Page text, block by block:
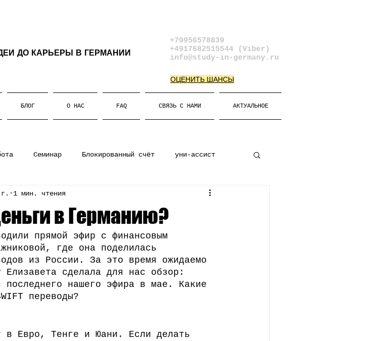
ДО КАРЬЕРЫ В ГЕРМАНИИ
+79956578839​
+4917682515544 (Viber)
info@study-in-germany.ru
ОЦЕНИТЬ ШАНСЫ
БЛОГ О НАС FAQ СВЯЗЬ С НАМИ АКТУАЛЬНОЕ
Семинар Блокированный счёт уни-ассист
Магистратура
образование Школа Поступление
в Германию?
1 мин. чтения
прямой эфир с финансовым
где она поделилась
из России. За это время ожидаемо
Елизавета сделала для нас обзор:
последнего нашего эфира в мае. Какие
переводы?
в Евро, Тенге и Юани. Если делать